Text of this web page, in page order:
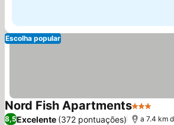
Escolha popular
Nord Fish Apartments3 Estrelas
8,5Excelente (372 pontuações) a 7.4 km